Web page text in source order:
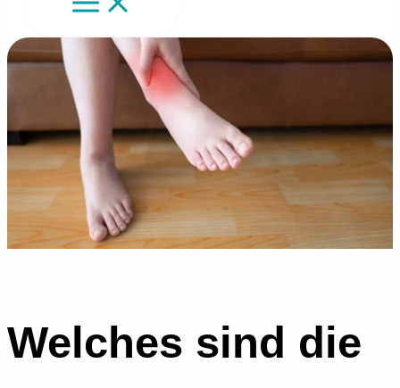
Welches sind die